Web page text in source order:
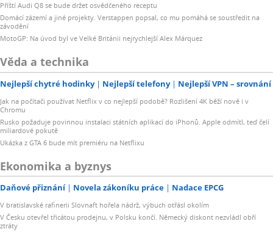
Příští Audi Q8 se bude držet osvědčeného receptu
Domácí zázemí a jiné projekty. Verstappen popsal, co mu pomáhá se soustředit na
závodění
MotoGP: Na úvod byl ve Velké Británii nejrychlejší Alex Márquez
Věda a technika
Nejlepší chytré hodinky Nejlepší telefony Nejlepší VPN – srovnání
Jak na počítači používat Netflix v co nejlepší podobě? Rozlišení 4K běží nově i v
Chromu
Rusko požaduje povinnou instalaci státních aplikací do iPhonů. Apple odmítl, teď čelí
miliardové pokutě
Ukázka z GTA 6 bude mít premiéru na Netflixu
Ekonomika a byznys
Daňové přiznání Novela zákoníku práce Nadace EPCG
V bratislavské rafinerii Slovnaft hořela nádrž, výbuch otřásl okolím
V Česku otevřel třicátou prodejnu, v Polsku končí. Německý diskont nezvládl obří
ztráty